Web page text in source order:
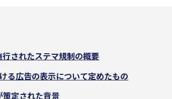
されたステマ規制の概要
る広告の表示について定めたもの
定された背景